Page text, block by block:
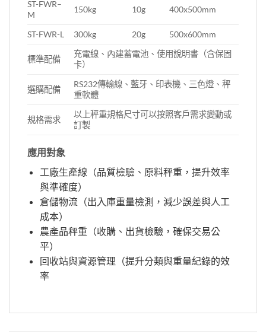
ST-FWR–
M
150kg 10g 400x500mm
ST-FWR-L 300kg 20g 500x600mm
標準配備
充電線、內建蓄電池、使用說明書（含保固
卡）
選購配備
RS232傳輸線、藍牙、印表機、三色燈、秤
重軟體
規格需求
以上秤重規格尺寸可以按照客戶需求變動或
訂製
應用對象
工廠生產線（品質檢驗、原料秤重，提升效率
與準確度）
倉儲物流（出入庫重量檢測，減少誤差與人工
成本）
農產品秤重（收購、出貨檢驗，確保交易公
平）
回收站與資源管理（提升分類與重量紀錄的效
率